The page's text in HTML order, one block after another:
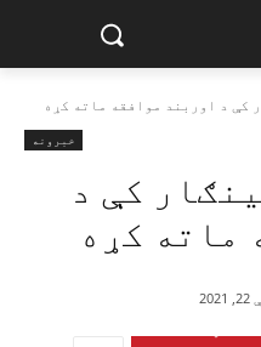
کې د اوربند موافقه ماته کړه
خبرونه
کې د
ماته کړه